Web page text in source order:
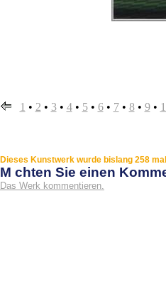
1 • 2 • 3• 4• 5• 6• 7• 8• 9•
Dieses Kunstwerk wurde bislang 258
M chten Sie einen
Das Werk kommentieren.